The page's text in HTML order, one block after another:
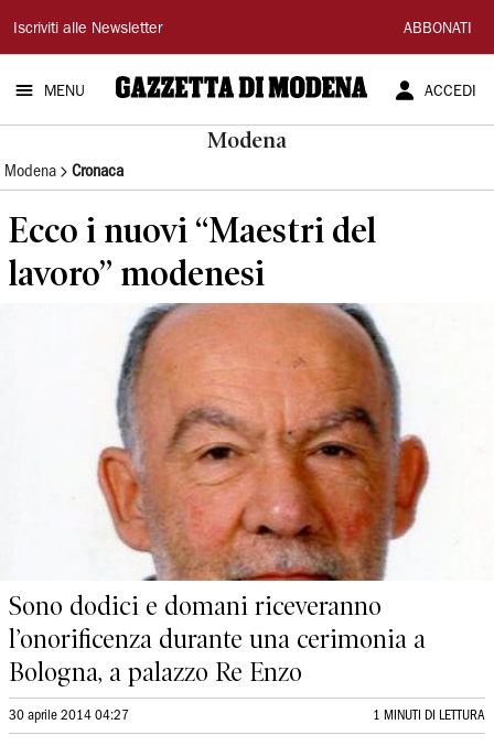
Gazzetta
di
Modena
Iscriviti alle Newsletter ABBONATI
MENU ACCEDI
Modena
Modena Cronaca
Ecco i nuovi “Maestri del
lavoro” modenesi
Sono dodici e domani riceveranno
l’onorificenza durante una cerimonia a
Bologna, a palazzo Re Enzo
30 aprile 2014 04:27 1 MINUTI DI LETTURA